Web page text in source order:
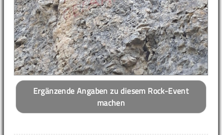
Ergänzende Angaben zu diesem Rock-Event
machen